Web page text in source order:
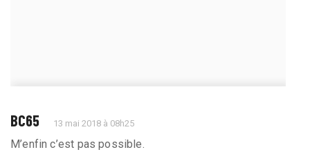
BC65 13 mai 2018 à 08h25
M’enfin c’est pas possible.